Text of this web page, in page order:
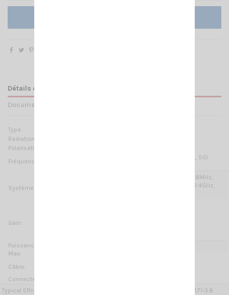
Détails du produit
Documents joints
Type:
Radiation:
Polarisation:
Fréquences:
5G MiMo 2x: 698-960 MHz & 1.71- 3.8 GHz (2G, 3G, 4G, 5G)
Systèmes:
4G-LTE, 5G, ISM/SIGFOX/LoRa 868MHz,
ISM/SIGFOX/LoRa 915MHz, WiFi-2.4GHz,
Gain:
Puissance
Max:
Câble:
Connecteur:
Typical Efficiency:
5G MiMo 2x: > 80 % @ 698-960 MHz; > 85 % @ 1.71-3.8